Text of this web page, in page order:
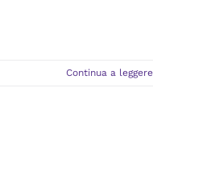
Continua a leggere